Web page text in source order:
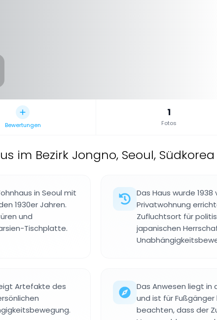
Bewertungen
1
Fotos
im Bezirk Jongno, Seoul, Südkorea
in Seoul mit
1930er Jahren.
und
Tischplatte.
Das Haus wurde
Privatwohnung
Zufluchtsort für
japanischen
Artefakte des
Das Anwesen liegt in
und ist für
beachten, dass der